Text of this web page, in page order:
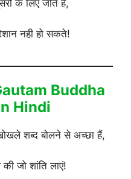
के लिए जीते है,
नही हो सकते!
Buddha
Hindi
शब्द बोलने से अच्छा हैं,
जो शांति लाएं!